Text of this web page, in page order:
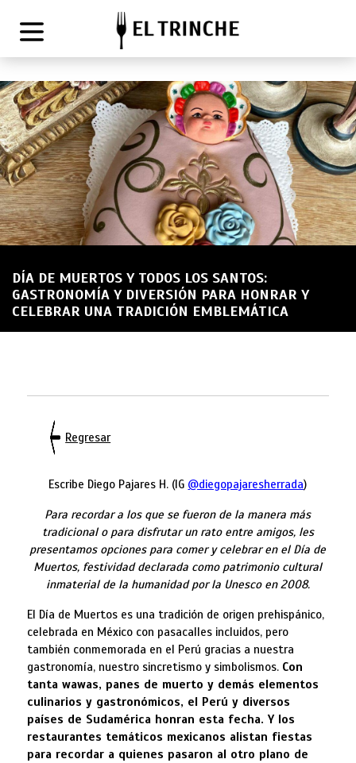
DÍA DE MUERTOS Y TODOS LOS SANTOS:
GASTRONOMÍA Y DIVERSIÓN PARA HONRAR Y
CELEBRAR UNA TRADICIÓN EMBLEMÁTICA
Regresar
Escribe Diego Pajares H. (IG @diegopajaresherrada)
Para recordar a los que se fueron de la manera más
tradicional o para disfrutar un rato entre amigos, les
presentamos opciones para comer y celebrar en el Día de
Muertos, festividad declarada como patrimonio cultural
inmaterial de la humanidad por la Unesco en 2008.
El Día de Muertos es una tradición de origen prehispánico,
celebrada en México con pasacalles incluidos, pero
también conmemorada en el Perú gracias a nuestra
gastronomía, nuestro sincretismo y simbolismos. Con
tanta wawas, panes de muerto y demás elementos
culinarios y gastronómicos, el Perú y diversos
países de Sudamérica honran esta fecha. Y los
restaurantes temáticos mexicanos alistan fiestas
para recordar a quienes pasaron al otro plano de